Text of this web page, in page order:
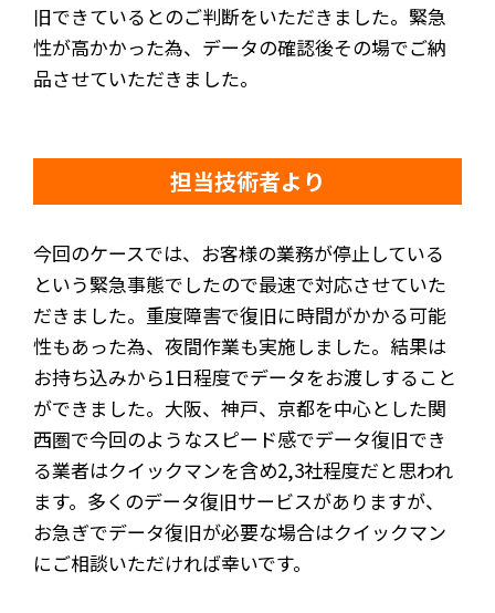
旧できているとのご判断をいただきました。緊急
性が高かかった為、データの確認後その場でご納
品させていただきました。
担当技術者より
今回のケースでは、お客様の業務が停止している
という緊急事態でしたので最速で対応させていた
だきました。重度障害で復旧に時間がかかる可能
性もあった為、夜間作業も実施しました。結果は
お持ち込みから1日程度でデータをお渡しすること
ができました。大阪、神戸、京都を中心とした関
西圏で今回のようなスピード感でデータ復旧でき
る業者はクイックマンを含め2,3社程度だと思われ
ます。多くのデータ復旧サービスがありますが、
お急ぎでデータ復旧が必要な場合はクイックマン
にご相談いただければ幸いです。